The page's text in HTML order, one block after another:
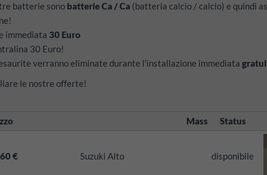
batterie sono batterie Ca / Ca (batteria calcio / calcio) e quindi
immediata 30 Euro
30 Euro!
verranno eliminate durante l’installazione immediata
le nostre offerte!
Mass Status
€ Suzuki Alto disponibile